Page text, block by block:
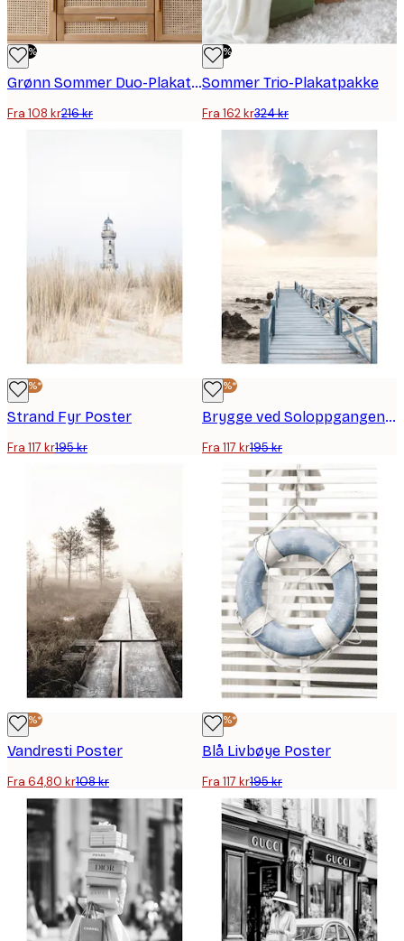
-50%
Grønn Sommer Duo-Plakatpakke
Fra 108 kr216 kr
-50%
Sommer Trio-Plakatpakke
Fra 162 kr324 kr
-40%*
Strand Fyr Poster
Fra 117 kr195 kr
-40%*
Brygge ved Soloppgangen Poster
Fra 117 kr195 kr
-40%*
Vandresti Poster
Fra 64,80 kr108 kr
-40%*
Blå Livbøye Poster
Fra 117 kr195 kr